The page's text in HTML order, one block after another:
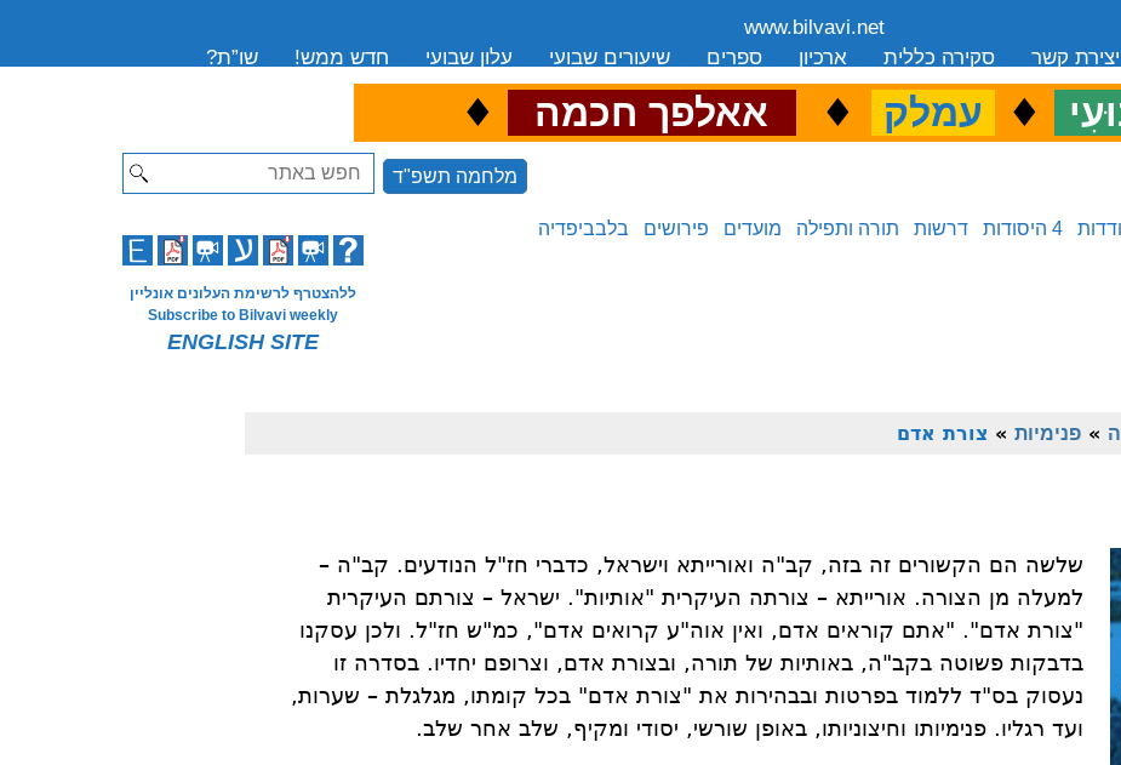
www.bilvavi.net
שו”ת?
חדש ממש! עלון שבועי שיעורים שבועי ספרים ארכיון סקירה כללית יצירת קשר
♦ עמלק ♦ אאלפך חכמה ♦
Search
מלחמה תשפ"ד
4 היסודות דרשות תורה ותפילה מועדים פירושים בלבביפדיה
ללהצטרף לרשימת העלונים אונליין
Subscribe to Bilvavi weekly
ENGLISH SITE
»פנימיות » צורת אדם
שלשה הם הקשורים זה בזה, קב"ה ואורייתא וישראל, כדברי חז"ל הנודעים. קב"ה –
למעלה מן הצורה. אורייתא – צורתה העיקרית "אותיות". ישראל – צורתם העיקרית
"צורת אדם". "אתם קוראים אדם, ואין אוה"ע קרואים אדם", כמ"ש חז"ל. ולכן עסקנו
בדבקות פשוטה בקב"ה, באותיות של תורה, ובצורת אדם, וצרופם יחדיו. בסדרה זו
נעסוק בס"ד ללמוד בפרטות ובבהירות את "צורת אדם" בכל קומתו, מגלגלת – שערות,
ועד רגליו. פנימיותו וחיצוניותו, באופן שורשי, יסודי ומקיף, שלב אחר שלב.